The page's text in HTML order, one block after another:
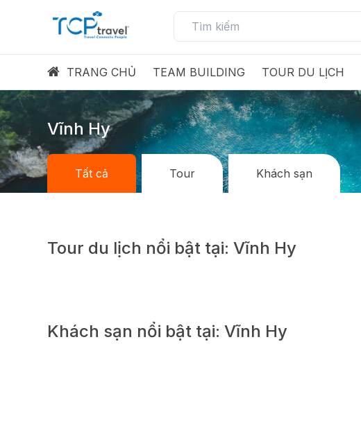
TRANG CHỦ TEAM BUILDING TOUR DU LỊCH
Vĩnh Hy
Tất cả Tour Khách sạn
Tour du lịch nổi bật tại: Vĩnh Hy
Khách sạn nổi bật tại: Vĩnh Hy